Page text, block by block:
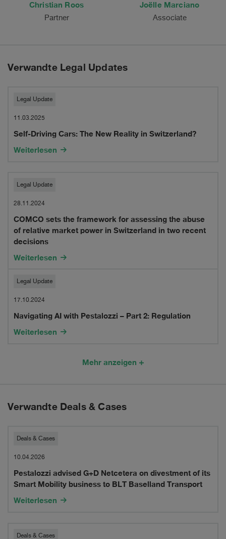
Christian Roos
Partner
Joëlle Marciano
Associate
Verwandte Legal Updates
Self-
Driving
Cars:
The
Reality
Switzerland?
Legal Update
11.03.2025
Self-Driving Cars: The New Reality in Switzerland?
Weiterlesen
COMCO
sets
the
framework
for
assessing
the
abuse
of
in
in
two
recent
decisions
Legal Update
28.11.2024
COMCO sets the framework for assessing the abuse
of relative market power in Switzerland in two recent
decisions
Weiterlesen
Navigating
AI
with
Pestalozzi
Regulation
Legal Update
17.10.2024
Navigating AI with Pestalozzi – Part 2: Regulation
Weiterlesen
Mehr anzeigen
Verwandte Deals & Cases
Pestalozzi
advised
G+D
Netcetera
divestment
Deals & Cases
10.04.2026
Pestalozzi advised G+D Netcetera on divestment of its
Smart Mobility business to BLT Baselland Transport
Weiterlesen
Deals & Cases